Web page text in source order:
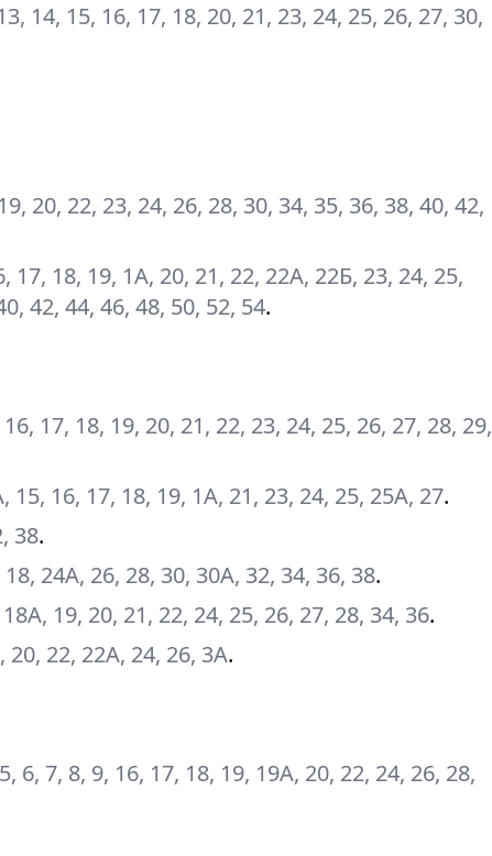
14, 15, 16, 17, 18, 20, 21, 23, 24, 25, 26, 27, 30,
20, 22, 23, 24, 26, 28, 30, 34, 35, 36, 38, 40, 42,
17, 18, 19, 1А, 20, 21, 22, 22А, 22Б, 23, 24, 25,
42, 44, 46, 48, 50, 52, 54.
17, 18, 19, 20, 21, 22, 23, 24, 25, 26, 27, 28, 29,
15, 16, 17, 18, 19, 1А, 21, 23, 24, 25, 25А, 27.
38.
24А, 26, 28, 30, 30А, 32, 34, 36, 38.
19, 20, 21, 22, 24, 25, 26, 27, 28, 34, 36.
20, 22, 22А, 24, 26, 3А.
6, 7, 8, 9, 16, 17, 18, 19, 19А, 20, 22, 24, 26, 28,